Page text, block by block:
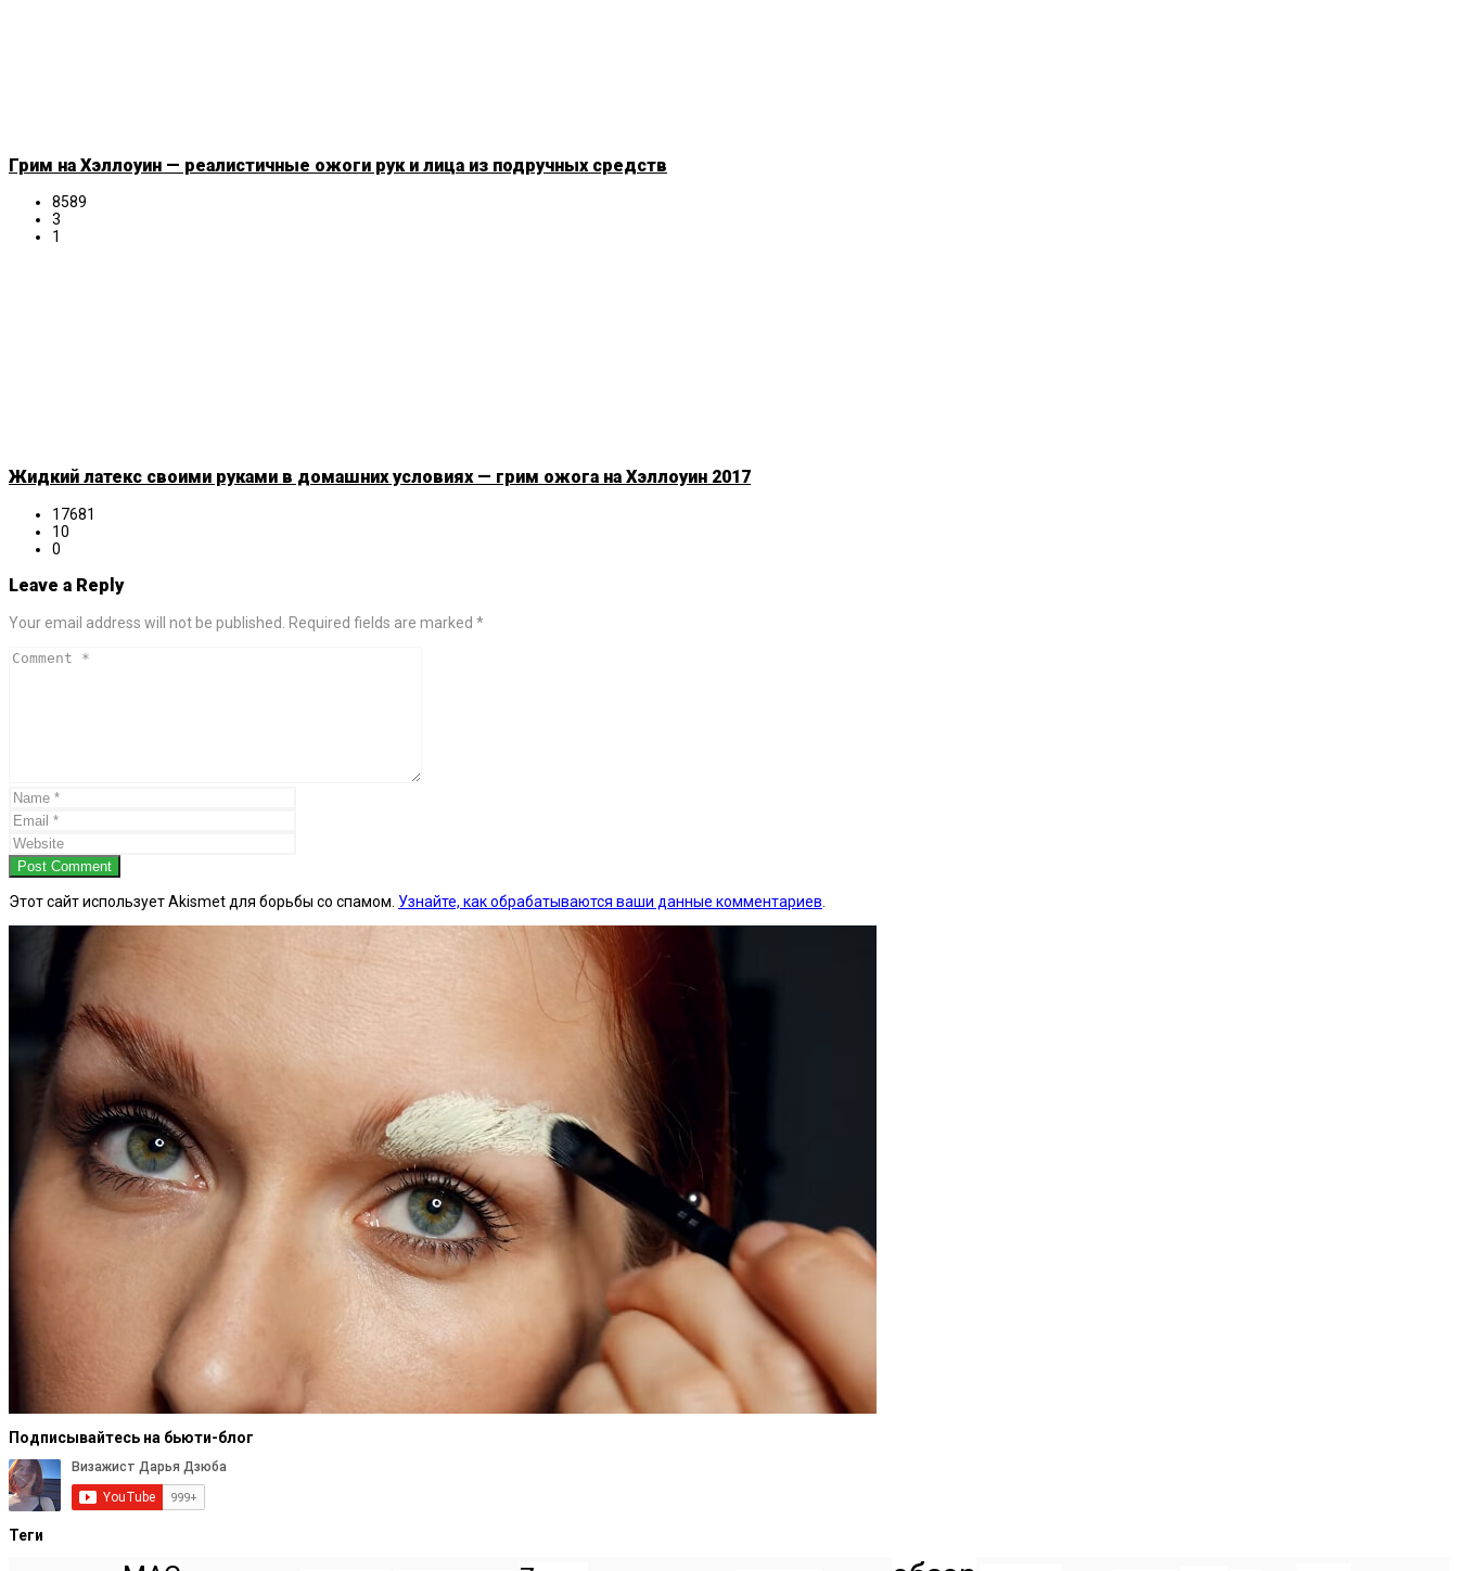
Грим на Хэллоуин — реалистичные ожоги рук и лица из подручных средств
8589
3
1
Жидкий латекс своими руками в домашних условиях — грим ожога на Хэллоуин 2017
17681
10
0
Leave a Reply
Your email address will not be published. Required fields are marked *
Post Comment
Этот сайт использует Akismet для борьбы со спамом. Узнайте, как обрабатываются ваши данные комментариев
Подписывайтесь на бьюти-блог
Теги